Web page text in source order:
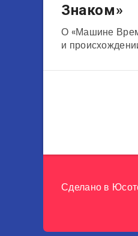
Знаком»
О «Машине
и
Сделано в